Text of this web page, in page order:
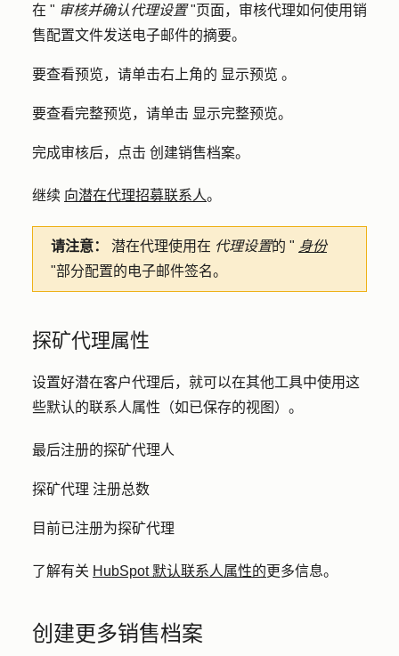
在 " 审核并确认代理设置"页面，审核代理如何使用销
售配置文件发送电子邮件的摘要。
要查看预览，请单击右上角的 显示预览 。
要查看完整预览，请单击 显示完整预览。
完成审核后，点击 创建销售档案。
继续 向潜在代理招募联系人。
请注意： 潜在代理使用在 代理设置的 " 身份
"部分配置的电子邮件签名。
探矿代理属性
设置好潜在客户代理后，就可以在其他工具中使用这
些默认的联系人属性（如已保存的视图）。
最后注册的探矿代理人
探矿代理 注册总数
目前已注册为探矿代理
了解有关 HubSpot 默认联系人属性的更多信息。
创建更多销售档案